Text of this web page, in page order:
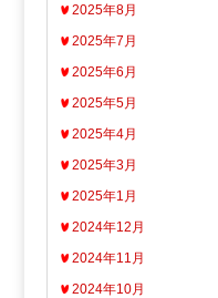
2025年8月
2025年7月
2025年6月
2025年5月
2025年4月
2025年3月
2025年1月
2024年12月
2024年11月
2024年10月